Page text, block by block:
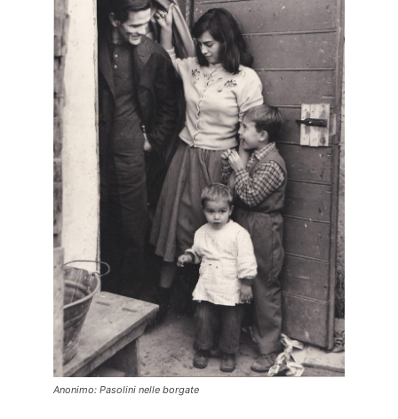
Anonimo: Pasolini nelle borgate